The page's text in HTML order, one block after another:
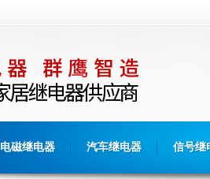
电磁继电器 汽车继电器 信号继